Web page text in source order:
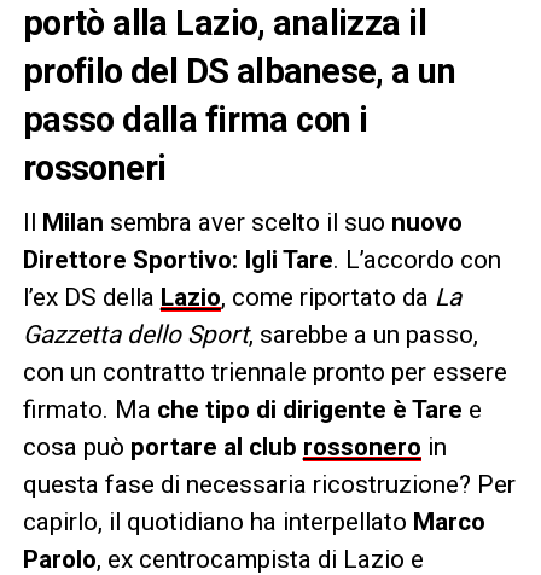
portò alla Lazio, analizza il
profilo del DS albanese, a un
passo dalla firma con i
rossoneri
Il Milan sembra aver scelto il suo nuovo
Direttore Sportivo: Igli Tare. L’accordo con
l’ex DS della Lazio, come riportato da La
Gazzetta dello Sport, sarebbe a un passo,
con un contratto triennale pronto per essere
firmato. Ma che tipo di dirigente è Tare e
cosa può portare al club rossonero in
questa fase di necessaria ricostruzione? Per
capirlo, il quotidiano ha interpellato Marco
Parolo, ex centrocampista di Lazio e